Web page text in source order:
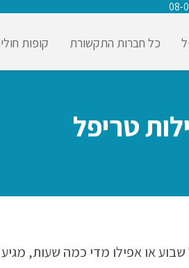
כל חברות התקשורת קופות
טריפל
או אפילו מדי כמה שעות,